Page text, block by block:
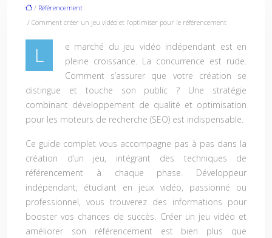
/ Référencement
/ Comment créer un jeu vidéo et l’optimiser pour le référencement
L
e marché du jeu vidéo indépendant est en
pleine croissance. La concurrence est rude.
Comment s’assurer que votre création se
distingue et touche son public ? Une stratégie
combinant développement de qualité et optimisation
pour les moteurs de recherche (SEO) est indispensable.
Ce guide complet vous accompagne pas à pas dans la
création d’un jeu, intégrant des techniques de
référencement à chaque phase. Développeur
indépendant, étudiant en jeux vidéo, passionné ou
professionnel, vous trouverez des informations pour
booster vos chances de succès. Créer un jeu vidéo et
améliorer son référencement est bien plus que